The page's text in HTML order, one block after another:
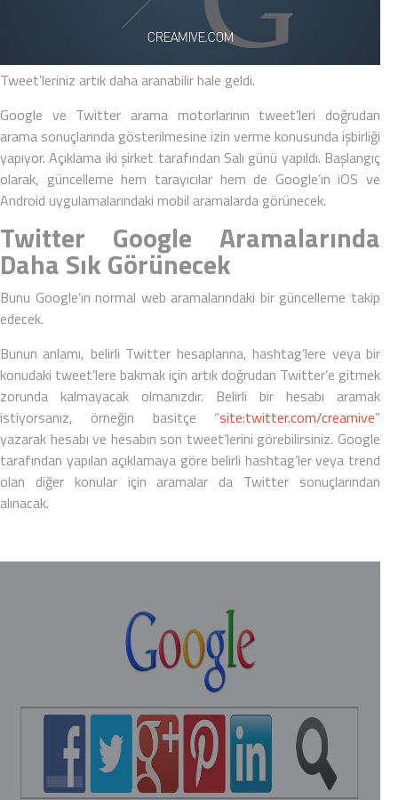
Tweet’leriniz artık daha aranabilir hale geldi.
Google ve Twitter arama motorlarının tweet’leri doğrudan
arama sonuçlarında gösterilmesine izin verme konusunda işbirliği
yapıyor. Açıklama iki şirket tarafından Salı günü yapıldı. Başlangıç
olarak, güncelleme hem tarayıcılar hem de Google’ın iOS ve
Android uygulamalarındaki mobil aramalarda görünecek.
Twitter Google Aramalarında
Daha Sık Görünecek
Bunu Google’ın normal web aramalarındaki bir güncelleme takip
edecek.
Bunun anlamı, belirli Twitter hesaplarına, hashtag’lere veya bir
konudaki tweet’lere bakmak için artık doğrudan Twitter’e gitmek
zorunda kalmayacak olmanızdır. Belirli bir hesabı aramak
istiyorsanız, örneğin basitçe “site:twitter.com/creamive”
yazarak hesabı ve hesabın son tweet’lerini görebilirsiniz. Google
tarafından yapılan açıklamaya göre belirli hashtag’ler veya trend
olan diğer konular için aramalar da Twitter sonuçlarından
alınacak.